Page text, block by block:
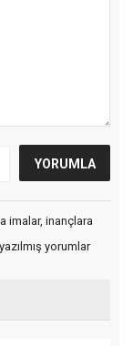
imalar, inançlara
yorumlar